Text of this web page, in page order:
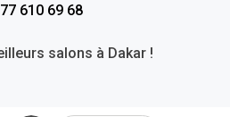
77 610 69 68